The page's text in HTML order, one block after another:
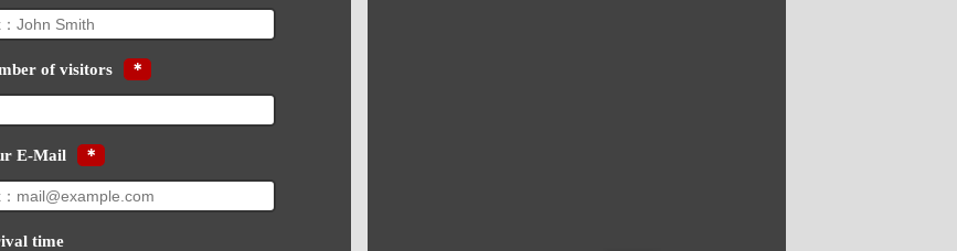
of visitors ＊
E-Mail ＊
time